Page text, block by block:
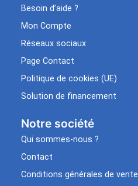
Besoin d’aide ?
Mon Compte
Réseaux sociaux
Page Contact
Politique de cookies (UE)
Solution de financement
Notre société
Qui sommes-nous ?
Contact
Conditions générales de vente